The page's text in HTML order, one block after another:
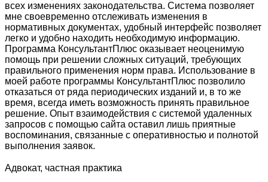
всех изменениях законодательства. Система позволяет
мне своевременно отслеживать изменения в
нормативных документах, удобный интерфейс позволяет
легко и удобно находить необходимую информацию.
Программа КонсультантПлюс оказывает неоценимую
помощь при решении сложных ситуаций, требующих
правильного применения норм права. Использование в
моей работе программы КонсультантПлюс позволило
отказаться от ряда периодических изданий и, в то же
время, всегда иметь возможность принять правильное
решение. Опыт взаимодействия с системой удаленных
запросов с помощью сайта оставил лишь приятные
воспоминания, связанные с оперативностью и полнотой
выполнения заявок.
Адвокат, частная практика